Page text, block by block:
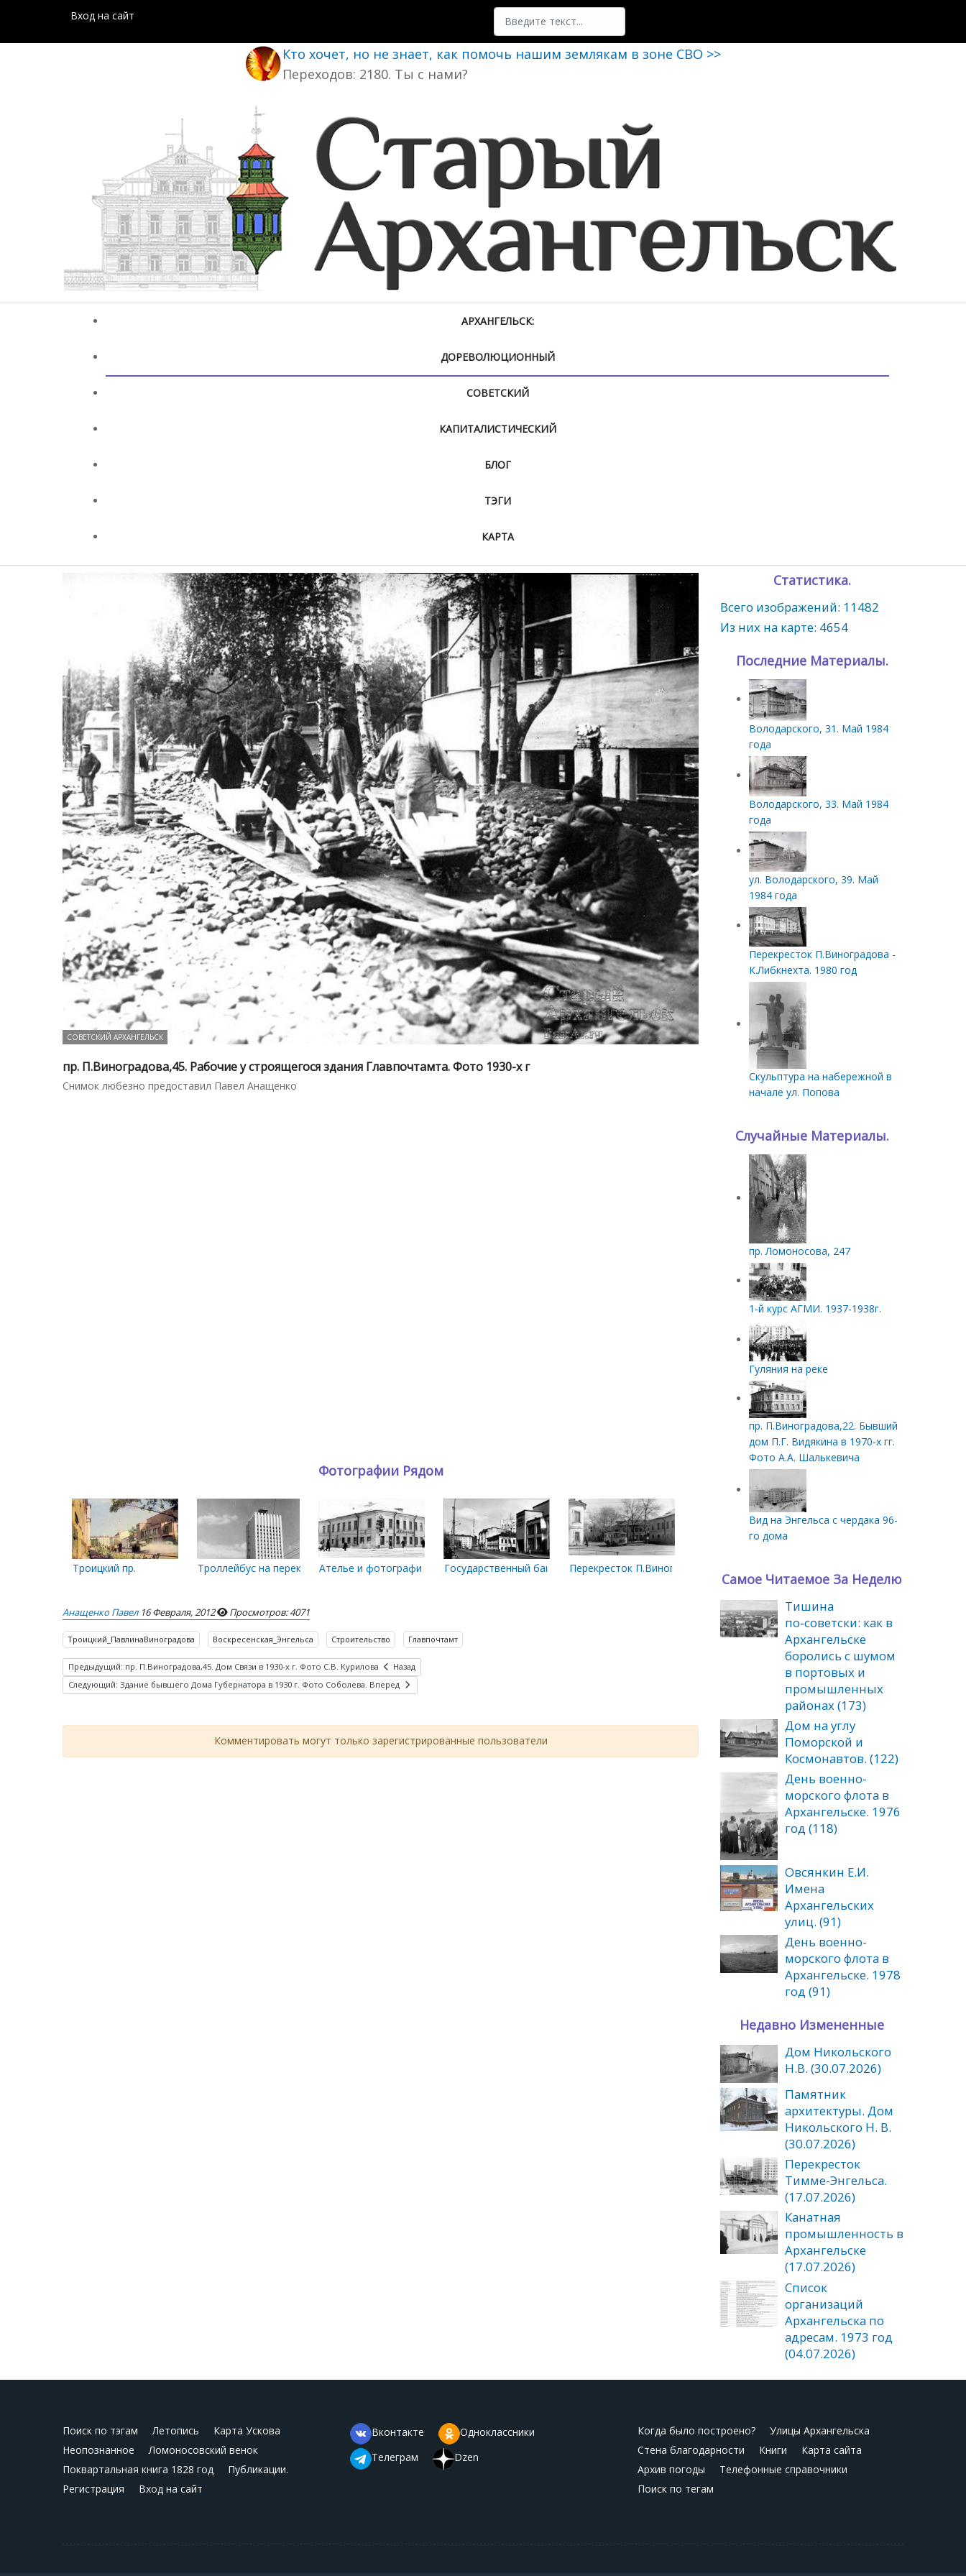
Вход на сайт Поиск
Кто хочет, но не знает, как помочь нашим землякам в зоне СВО >>
Переходов: 2180. Ты с нами?
АРХАНГЕЛЬСК:
ДОРЕВОЛЮЦИОННЫЙ
СОВЕТСКИЙ
КАПИТАЛИСТИЧЕСКИЙ
БЛОГ
ТЭГИ
КАРТА
СОВЕТСКИЙ АРХАНГЕЛЬСК
пр. П.Виноградова,45. Рабочие у строящегося здания Главпочтамта. Фото 1930-х г
Снимок любезно предоставил Павел Анащенко
Фотографии Рядом
Троицкий пр. Троллейбус на перекрестке Энгельса и Павлиновки
Ателье и фотография Государственный банк СССРПерекресток П.Виноградова и Энгельса.
Анащенко Павел 16 Февраля, 2012 Просмотров: 4071
Троицкий_ПавлинаВиноградова Воскресенская_Энгельса Строительство Главпочтамт
Предыдущий: пр. П.Виноградова,45. Дом Связи в 1930-х г. Фото С.В. Курилова
Назад
Следующий: Здание бывшего Дома Губернатора в 1930 г. Фото Соболева. Вперед
Комментировать могут только зарегистрированные пользователи
Статистика.
Всего изображений: 11482
Из них на карте: 4654
Последние Материалы.
Володарского, 31. Май 1984
года
Володарского, 33. Май 1984
года
ул. Володарского, 39. Май
1984 года
Перекресток П.Виноградова -
К.Либкнехта. 1980 год
Скульптура на набережной в
начале ул. Попова
Случайные Материалы.
пр. Ломоносова, 247
1-й курс АГМИ. 1937-1938г.
Гуляния на реке
пр. П.Виноградова,22. Бывший
дом П.Г. Видякина в 1970-х гг.
Фото А.А. Шалькевича
Вид на Энгельса с чердака 96-
го дома
Самое Читаемое За Неделю
Тишина
по‑советски: как в
Архангельске
боролись с шумом
в портовых и
промышленных
районах (173)
Дом на углу
Поморской и
Космонавтов. (122)
День военно-
морского флота в
Архангельске. 1976
год (118)
Овсянкин Е.И.
Имена
Архангельских
улиц. (91)
День военно-
морского флота в
Архангельске. 1978
год (91)
Недавно Измененные
Дом Никольского
Н.В. (30.07.2026)
Памятник
архитектуры. Дом
Никольского Н. В.
(30.07.2026)
Перекресток
Тимме-Энгельса.
(17.07.2026)
Канатная
промышленность в
Архангельске
(17.07.2026)
Список
организаций
Архангельска по
адресам. 1973 год
(04.07.2026)
Поиск по тэгам Летопись
Карта Ускова
Неопознанное
Ломоносовский венок
Поквартальная книга 1828 год
Публикации.
Регистрация
Вход на сайт
Вконтакте
Одноклассники
Телеграм
Dzen
Когда было построено?
Улицы Архангельска
Стена благодарности
Книги
Карта сайта
Архив погоды
Телефонные справочники
Поиск по тегам